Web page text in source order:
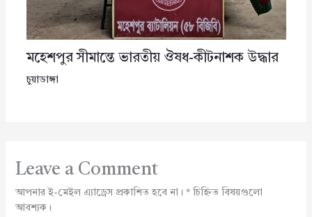
মহেশপুর সীমান্তে ভারতীয় ঔষধ-কীটনাশক উদ্ধার
চুয়াডাঙ্গা
Leave a Comment
আপনার ই-মেইল এ্যাড্রেস প্রকাশিত হবে না। *চিহ্নিত বিষয়গুলো
আবশ্যক।